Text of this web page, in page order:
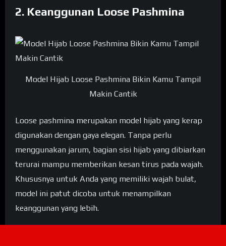
2. Keanggunan Loose Pashmina
Model Hijab Loose Pashmina Bikin Kamu Tampil
Makin Cantik
Loose pashmina merupakan model hijab yang kerap
digunakan dengan gaya elegan. Tanpa perlu
menggunakan jarum, bagian sisi hijab yang dibiarkan
terurai mampu memberikan kesan tirus pada wajah.
Khususnya untuk Anda yang memiliki wajah bulat,
model ini patut dicoba untuk menampilkan
keanggunan yang lebih.